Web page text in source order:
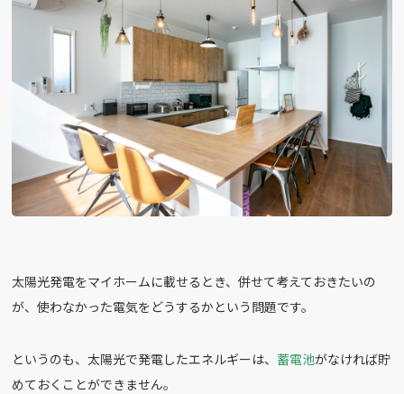
太陽光発電をマイホームに載せるとき、併せて考えておきたいの
が、使わなかった電気をどうするかという問題です。
というのも、太陽光で発電したエネルギーは、 蓄電池がなければ貯
めておくことができません。